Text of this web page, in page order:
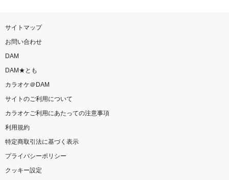
サイトマップ
お問い合わせ
DAM
DAM★とも
カラオケ＠DAM
サイトのご利用について
カラオケご利用にあたっての注意事項
利用規約
特定商取引法に基づく表示
プライバシーポリシー
クッキー設定